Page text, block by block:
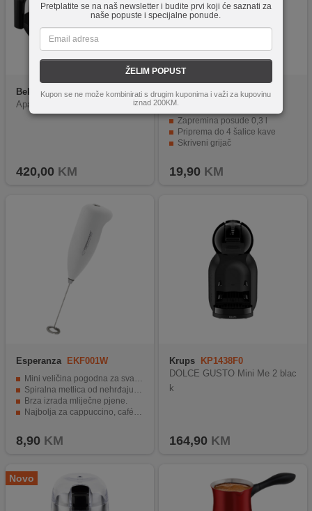
Pretplatite se na naš newsletter i budite prvi koji će saznati za
naše popuste i specijalne ponude.
ŽELIM POPUST
Kupon se ne može kombinirati s drugim kuponima i važi za kupovinu
iznad 200KM.
Beko
TKM 8961 B
Aparat za tursku kafu, 1100W
420,00 KM
Zilan ZLN3611 PU
Zapremina posude 0,3 l
Priprema do 4 šalice kave
Skriveni grijač
19,90 KM
Esperanza EKF001W
Mini veličina pogodna za svaku kuhinju.
Spiralna metlica od nehrđajućeg čelika.
Brza izrada mliječne pjene.
Najbolja za cappuccino, café latte i mliječne shakeove.
8,90 KM
Krups
KP1438F0
DOLCE GUSTO Mini Me 2 blac
k
164,90 KM
Novo